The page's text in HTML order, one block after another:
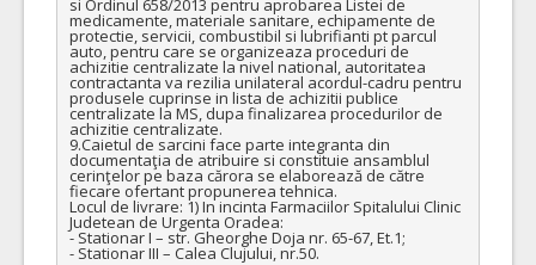
si Ordinul 658/2013 pentru aprobarea Listei de
medicamente, materiale sanitare, echipamente de
protectie, servicii, combustibil si lubrifianti pt parcul
auto, pentru care se organizeaza proceduri de
achizitie centralizate la nivel national, autoritatea
contractanta va rezilia unilateral acordul-cadru pentru
produsele cuprinse in lista de achizitii publice
centralizate la MS, dupa finalizarea procedurilor de
achizitie centralizate.
9.Caietul de sarcini face parte integranta din
documentaţia de atribuire si constituie ansamblul
cerinţelor pe baza cărora se elaborează de către
fiecare ofertant propunerea tehnica.
Locul de livrare: 1) In incinta Farmaciilor Spitalului Clinic
Judetean de Urgenta Oradea:
- Stationar I – str. Gheorghe Doja nr. 65-67, Et.1;
- Stationar III – Calea Clujului, nr.50.